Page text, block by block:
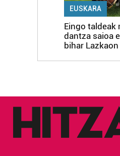
EUSKARA
Eingo taldeak
dantza saioa
bihar Lazkaon